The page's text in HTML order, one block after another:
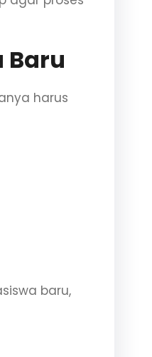
Baru
harus
baru,